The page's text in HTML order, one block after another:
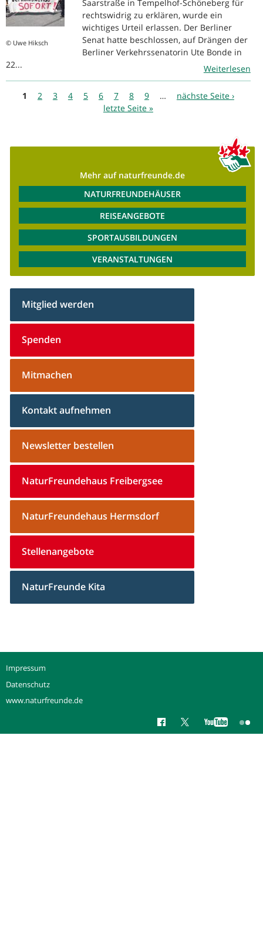
© Uwe Hiksch
Saarstraße in Tempelhof-Schöneberg für
rechtswidrig zu erklären, wurde ein
wichtiges Urteil erlassen. Der Berliner
Senat hatte beschlossen, auf Drängen der
Berliner Verkehrssenatorin Ute Bonde in
22...
Weiterlesen
Seiten
1 2 3 4 5 6 7 8 9 …
nächste Seite ›
letzte Seite »
Mehr auf naturfreunde.de
NATURFREUNDEHÄUSER
REISEANGEBOTE
SPORTAUSBILDUNGEN
VERANSTALTUNGEN
Mitglied werden
Spenden
Mitmachen
Kontakt aufnehmen
Newsletter bestellen
NaturFreundehaus Freibergsee
NaturFreundehaus Hermsdorf
Stellenangebote
NaturFreunde Kita
Impressum
Datenschutz
www.naturfreunde.de